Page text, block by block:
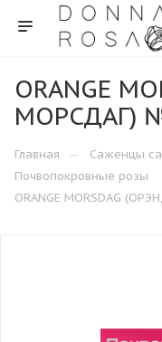
ORANGE
МОРСДАГ)
Главная — Саженцы
Почвопокровные розы
ORANGE MORSDAG